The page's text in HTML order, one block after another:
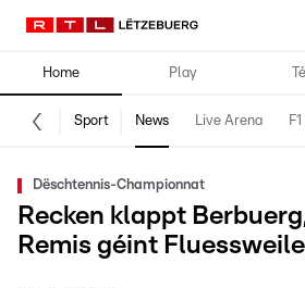
Home Play
Sport News Live Arena F1
Dëschtennis-Championnat
Recken klappt
Remis géint